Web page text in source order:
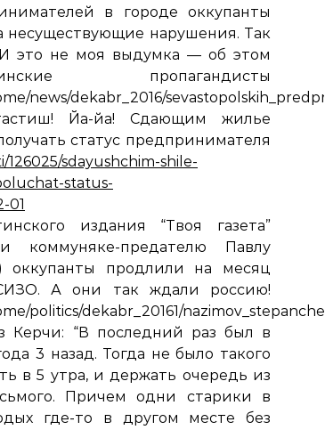
в городе оккупанты
несуществующие нарушения. Так
это не моя выдумка — об этом
пропагандисты
news/dekabr_2016/
Йа-йа! Сдающим жилье
статус предпринимателя
sdayushchim-shile-
status-
01
издания “Твоя газета”
коммуняке-предателю Павлу
оккупанты продлили на месяц
А они так ждали россию!
politics/dekabr_20161/
Керчи: “В последний раз был в
3 назад. Тогда не было такого
в 5 утра, и держать очередь из
Причем одни старики в
где-то в другом месте без